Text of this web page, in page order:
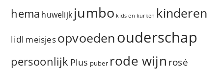
hema huwelijk jumbo kids en kurken kinderen
lidl meisjesopvoedenouderschap
persoonlijk Plus puber rode wijn rosé